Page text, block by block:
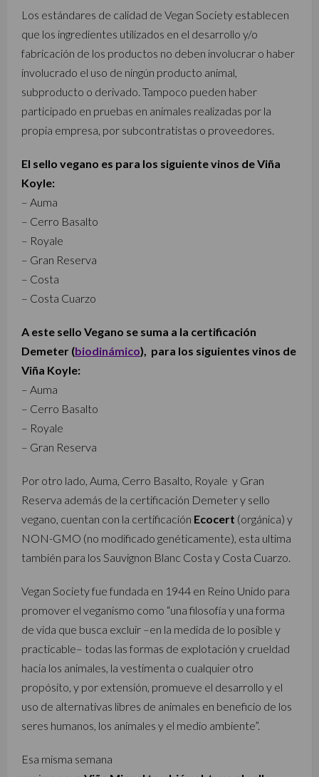
Los estándares de calidad de Vegan Society establecen
que los ingredientes utilizados en el desarrollo y/o
fabricación de los productos no deben involucrar o haber
involucrado el uso de ningún producto animal,
subproducto o derivado. Tampoco pueden haber
participado en pruebas en animales realizadas por la
propia empresa, por subcontratistas o proveedores.
El sello vegano es para los siguiente vinos de Viña
Koyle:
– Auma
– Cerro Basalto
– Royale
– Gran Reserva
– Costa
– Costa Cuarzo
A este sello Vegano se suma a la certificación
Demeter (biodinámico), para los siguientes vinos de
Viña Koyle:
– Auma
– Cerro Basalto
– Royale
– Gran Reserva
Por otro lado, Auma, Cerro Basalto, Royale y Gran
Reserva además de la certificación Demeter y sello
vegano, cuentan con la certificación Ecocert (orgánica) y
NON-GMO (no modificado genéticamente), esta ultima
también para los Sauvignon Blanc Costa y Costa Cuarzo.
Vegan Society fue fundada en 1944 en Reino Unido para
promover el veganismo como “una filosofía y una forma
de vida que busca excluir –en la medida de lo posible y
practicable– todas las formas de explotación y crueldad
hacia los animales, la vestimenta o cualquier otro
propósito, y por extensión, promueve el desarrollo y el
uso de alternativas libres de animales en beneficio de los
seres humanos, los animales y el medio ambiente”.
Esa misma semana